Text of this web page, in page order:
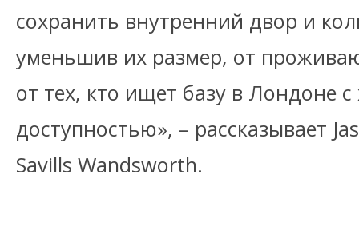
сохранить внутренний двор и
уменьшив их размер, от
от тех, кто ищет базу в Лондоне
доступностью», – рассказывает
Savills Wandsworth.